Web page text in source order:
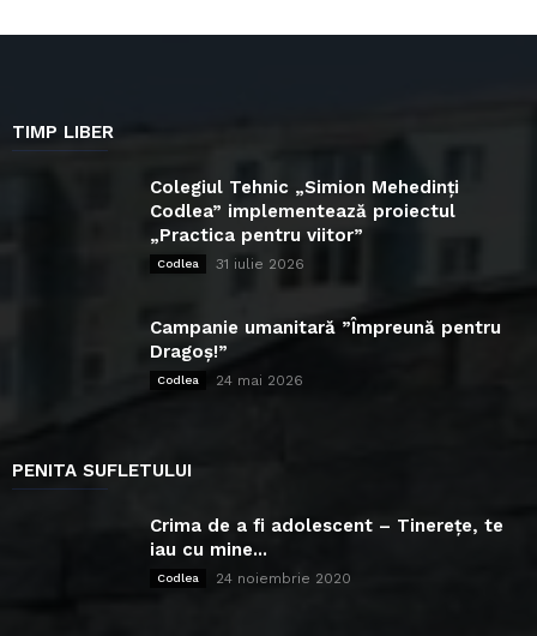
TIMP LIBER
Colegiul Tehnic „Simion Mehedinți
Codlea” implementează proiectul
„Practica pentru viitor”
Codlea 31 iulie 2026
Campanie umanitară ”Împreună pentru
Dragoș!”
Codlea 24 mai 2026
PENITA SUFLETULUI
Crima de a fi adolescent – Tinerețe, te
iau cu mine...
Codlea 24 noiembrie 2020